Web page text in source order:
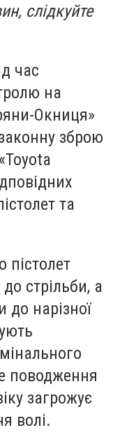
слідкуйте
час
на
Окниця»
зброю
та
пістолет
стрільби, а
нарізної
поводження
загрожує
волі.